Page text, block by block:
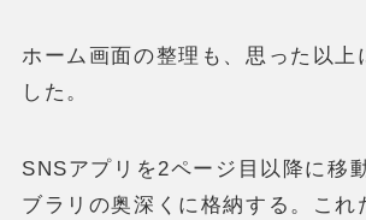
ホーム画面の整理も、思った以上
した。
SNSアプリを2ページ目以降に移
ブラリの奥深くに格納する。これ